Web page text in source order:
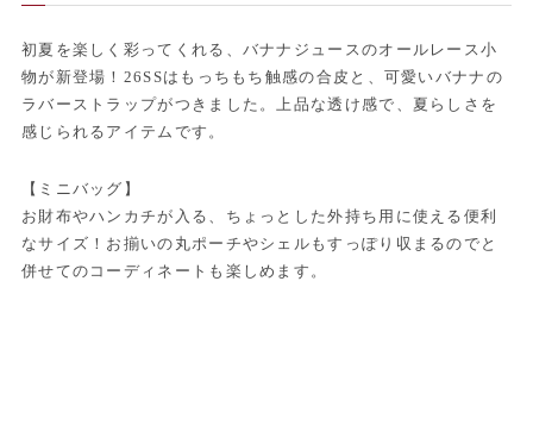
初夏を楽しく彩ってくれる、バナナジュースのオールレース小
物が新登場！26SSはもっちもち触感の合皮と、可愛いバナナの
ラバーストラップがつきました。上品な透け感で、夏らしさを
感じられるアイテムです。
【ミニバッグ】
お財布やハンカチが入る、ちょっとした外持ち用に使える便利
なサイズ！お揃いの丸ポーチやシェルもすっぽり収まるのでと
併せてのコーディネートも楽しめます。